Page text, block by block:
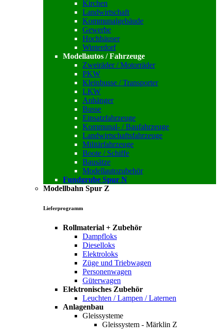
Kirchen
Landwirtschaft
Kommunalgebäude
Gewerbe
Hochhäuser
Winterdorf
Modellautos / Fahrzeuge
Zweiräder / Motorräder
PKW
Kleinbusse / Transporter
LKW
Anhänger
Busse
Einsatzfahrzeuge
Kommunal- / Baufahrzeuge
Landwirtschaftsfahrzeuge
Militärfahrzeuge
Boote / Schiffe
Bausätze
Modellautozubehör
Fundgrube Spur N
Modellbahn Spur Z
Lieferprogramm
Rollmaterial + Zubehör
Dampfloks
Dieselloks
Elektroloks
Züge und Triebwagen
Personenwagen
Güterwagen
Elektronisches Zubehör
Leuchten / Lampen / Laternen
Anlagenbau
Gleissysteme
Gleissystem - Märklin Z